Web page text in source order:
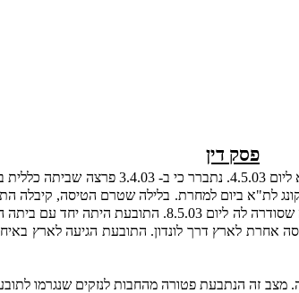
פסק דין
התובעת, במסגרת נסיעה לחו"ל, הגיעה להונג
לבצע את הטיסה מהונג קונג לת"א ביום למחרת. בלילה שטרם
כי תוכל לשוב לארץ רק כעבור 4 ימים בטיסה
זה הנתבעת פטורה מהחבות לנזקים שנגרמו